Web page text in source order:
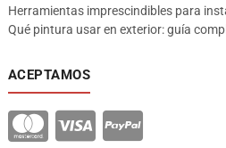
Herramientas imprescindibles para
Qué pintura usar en exterior: guía
ACEPTAMOS